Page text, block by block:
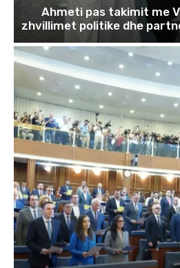
Ahmeti pas takimit me
zhvillimet politike dhe